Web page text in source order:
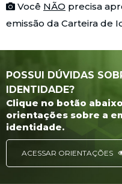
Você NÃO precisa
emissão da Carteira de
POSSUI DÚVIDAS
IDENTIDADE?
Clique no botão
orientações sobre a
identidade.
ACESSAR ORIENTAÇÕES